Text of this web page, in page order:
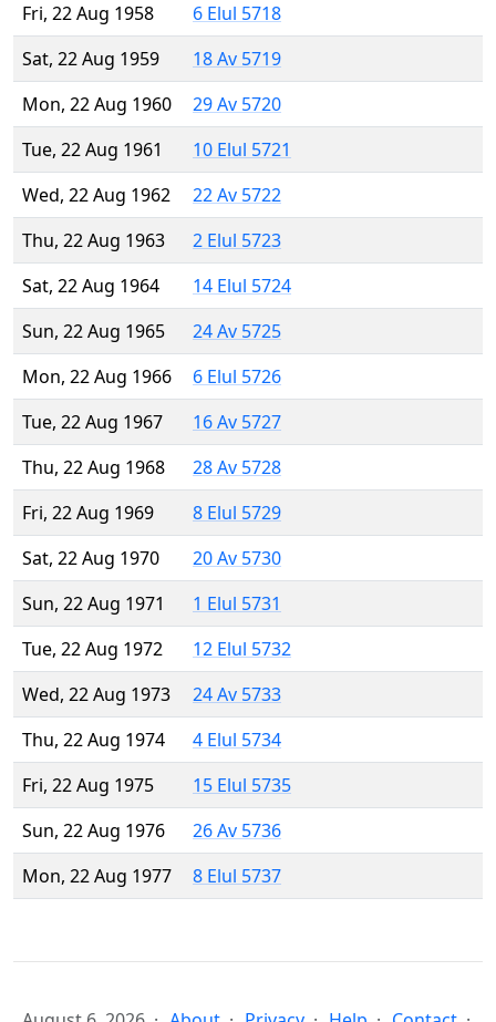
Fri, 22 Aug 1958
6 Elul 5718
Sat, 22 Aug 1959
18 Av 5719
Mon, 22 Aug 1960
29 Av 5720
Tue, 22 Aug 1961
10 Elul 5721
Wed, 22 Aug 1962
22 Av 5722
Thu, 22 Aug 1963
2 Elul 5723
Sat, 22 Aug 1964
14 Elul 5724
Sun, 22 Aug 1965
24 Av 5725
Mon, 22 Aug 1966
6 Elul 5726
Tue, 22 Aug 1967
16 Av 5727
Thu, 22 Aug 1968
28 Av 5728
Fri, 22 Aug 1969
8 Elul 5729
Sat, 22 Aug 1970
20 Av 5730
Sun, 22 Aug 1971
1 Elul 5731
Tue, 22 Aug 1972
12 Elul 5732
Wed, 22 Aug 1973
24 Av 5733
Thu, 22 Aug 1974
4 Elul 5734
Fri, 22 Aug 1975
15 Elul 5735
Sun, 22 Aug 1976
26 Av 5736
Mon, 22 Aug 1977
8 Elul 5737